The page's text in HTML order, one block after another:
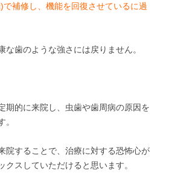
補修し、機能を回復させているに過
な歯のような強さには戻りません。
期的に来院し、虫歯や歯周病の原因を
。
院することで、治療に対する恐怖心が
クスしていただけると思います。